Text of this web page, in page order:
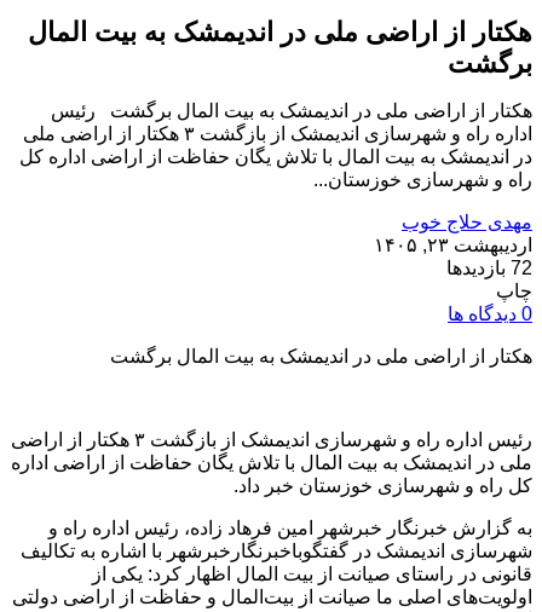
هکتار از اراضی ملی در اندیمشک به بیت المال
برگشت
هکتار از اراضی ملی در اندیمشک به بیت المال برگشت رئیس
اداره راه و شهرسازی اندیمشک از بازگشت ۳ هکتار از اراضی ملی
در اندیمشک به بیت المال با تلاش یگان حفاظت از اراضی اداره کل
راه و شهرسازی خوزستان...
مهدی حلاج خوب
اردیبهشت ۲۳, ۱۴۰۵
72 بازدیدها
چاپ
0 دیدگاه ها
هکتار از اراضی ملی در اندیمشک به بیت المال برگشت
رئیس اداره راه و شهرسازی اندیمشک از بازگشت ۳ هکتار از اراضی
ملی در اندیمشک به بیت المال با تلاش یگان حفاظت از اراضی اداره
کل راه و شهرسازی خوزستان خبر داد.
به گزارش خبرنگار خبرشهر امین فرهاد زاده، رئیس اداره راه و
شهرسازی اندیمشک در گفتگوباخبرنگارخبرشهر با اشاره به تکالیف
قانونی در راستای صیانت از بیت المال اظهار کرد: یکی از
اولویت‌های اصلی ما صیانت از بیت‌المال و حفاظت از اراضی دولتی